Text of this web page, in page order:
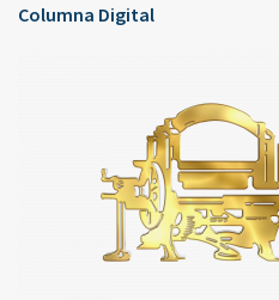
Columna Digital